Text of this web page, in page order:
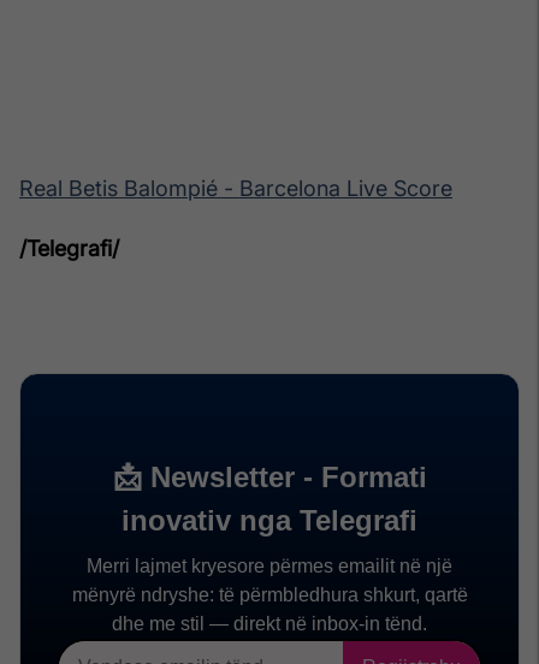
Real Betis Balompié - Barcelona Live Score
/Telegrafi/